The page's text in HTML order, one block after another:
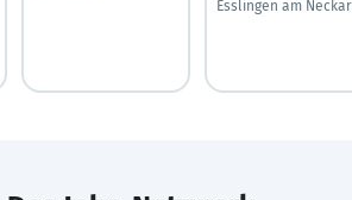
Esslingen am Neckar